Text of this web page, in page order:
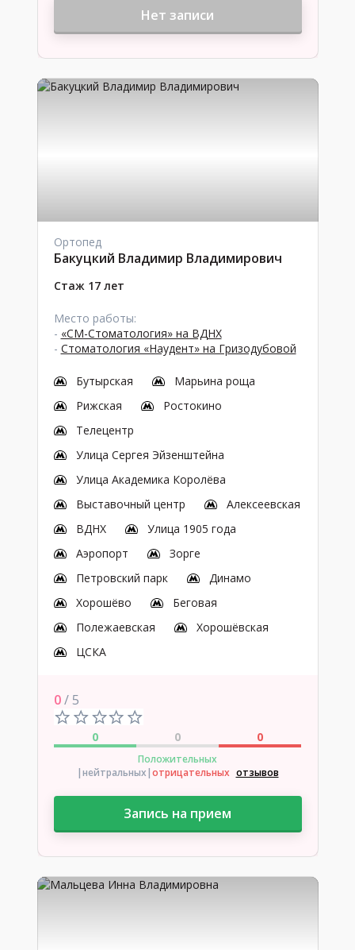
Нет записи
Ортопед
Бакуцкий Владимир Владимирович
Стаж 17 лет
Место работы:
- «СМ-Стоматология» на ВДНХ
- Стоматология «Наудент» на Гризодубовой
Бутырская
Марьина роща
Рижская
Ростокино
Телецентр
Улица Сергея Эйзенштейна
Улица Академика Королёва
Выставочный центр
Алексеевская
ВДНХ
Улица 1905 года
Аэропорт
Зорге
Петровский парк
Динамо
Хорошёво
Беговая
Полежаевская
Хорошёвская
ЦСКА
0/ 5
0 0 0
Положительных
|нейтральных|отрицательных отзывов
Запись на прием